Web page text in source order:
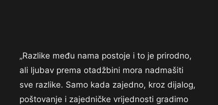
„Razlike među nama postoje i to je prirodno,
ali ljubav prema otadžbini mora nadmašiti
sve razlike. Samo kada zajedno, kroz dijalog,
poštovanje i zajedničke vrijednosti gradimo